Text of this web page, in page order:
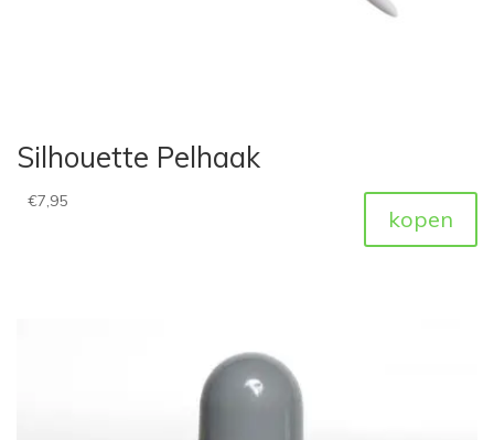
Silhouette Pelhaak
€7,95
kopen